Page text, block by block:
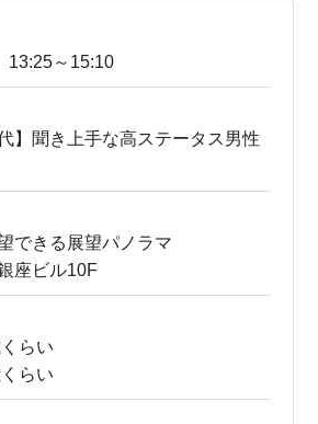
13:25～15:10
】聞き上手な高ステータス男性
できる展望パノラマ
座ビル10F
らい
らい